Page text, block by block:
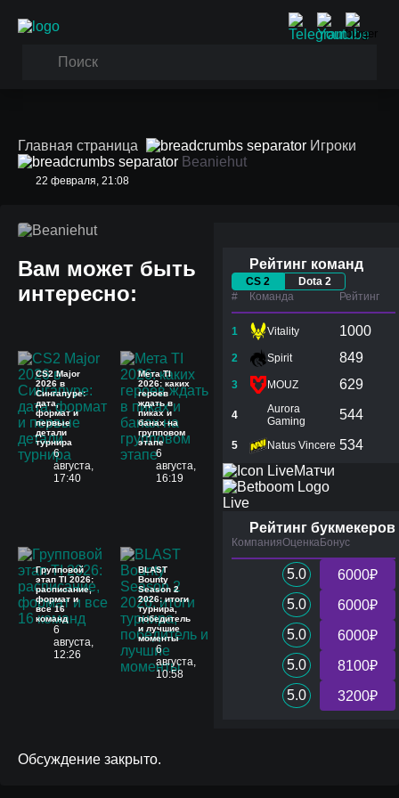
Главная страница
Игроки
Beaniehut
22 февраля, 21:08
Beaniehut
Вам может быть
интересно:
CS2 Major
2026 в
Сингапуре:
дата,
формат и
первые
детали
турнира
6
августа,
17:40
Мета TI
2026: каких
героев
ждать в
пиках и
банах на
групповом
этапе
6
августа,
16:19
Групповой
этап TI 2026:
расписание,
формат и
все 16
команд
6
августа,
12:26
BLAST
Bounty
Season 2
2026: итоги
турнира,
победитель
и лучшие
моменты
6
августа,
10:58
Обсуждение закрыто.
Рейтинг команд
CS 2
Dota 2
#
Команда Рейтинг
1 Vitality 1000
2 Spirit 849
3 MOUZ 629
4
Aurora
Gaming
544
5 Natus Vincere 534
Матчи
Live
Рейтинг букмекеров
КомпанияОценкаБонус
5.0
6000₽
5.0
6000₽
5.0
6000₽
5.0
8100₽
5.0
3200₽